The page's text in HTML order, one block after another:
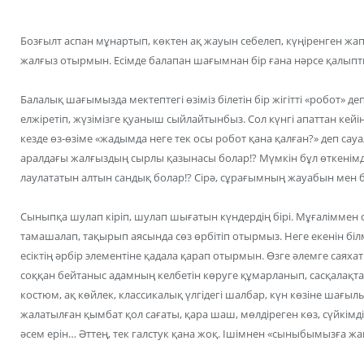
Бозғылт аспан мұнартып, көктен ақ жауын себелеп, күңіренген
жалғыз отырмын. Есімде балапан шағымнан бір ғана нәрсе
Балалық шағымызда мектептегі өзіміз білетін бір жігітті «робот»
елжіретіп, жүзімізге қуаныш сыйлайтынбыз. Сол күнгі апаттан
кезде өз-өзіме «жадымда неге тек осы робот қана қалған?» деп
аралдағы жалғыздың сырлы қазынасы болар!? Мүмкін бұл
лаулататын алтын сандық болар!? Сірә, сұрағымның жауабын мен
Сыныпқа шулап кіріп, шулап шығатын күндердің бірі.
тамашалап, тақырып аясында сөз өрбітіп отырмыз. Неге екенін
есіктің әрбір элементіне қадала қарап отырмын. Өзге әлемге
соққан бейтаныс адамның келбетін көруге құмарланып,
костюм, ақ көйлек, классикалық үлгідегі шалбар, күн көзіне
жалатылған қымбат қол сағаты, қара шаш, мөлдіреген көз,
әсем ерін… Әттең, тек галстук қана жоқ. Ішімнен «сыныбымызға